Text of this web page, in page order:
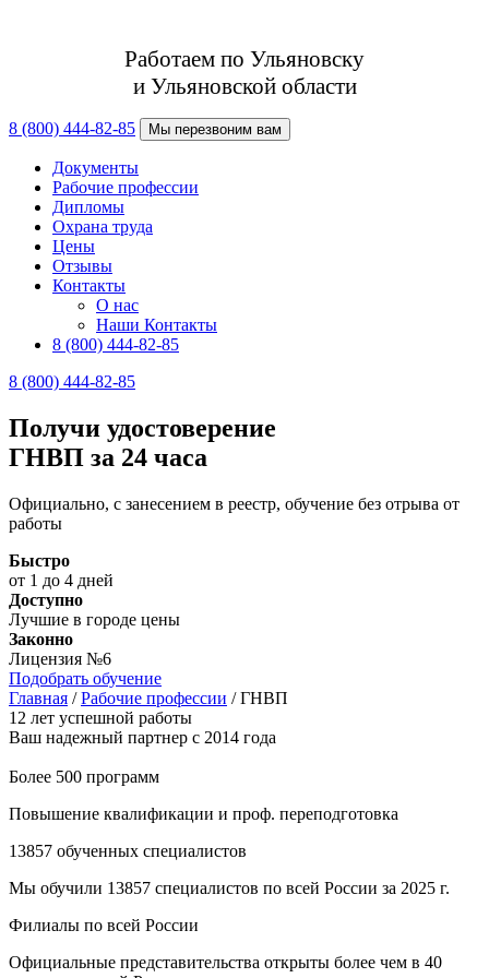
Работаем по Ульяновску
и Ульяновской области
8 (800) 444-82-85 Мы перезвоним вам
Документы
Рабочие профессии
Дипломы
Охрана труда
Цены
Отзывы
Контакты
О нас
Наши Контакты
8 (800) 444-82-85
8 (800) 444-82-85
Получи удостоверение
ГНВП за 24 часа
Официально, с занесением в реестр, обучение без отрыва от
работы
Быстро
от 1 до 4 дней
Доступно
Лучшие в городе цены
Законно
Лицензия №6
Подобрать обучение
Главная /Рабочие профессии /ГНВП
12 лет успешной работы
Ваш надежный партнер с 2014 года
Более 500 программ
Повышение квалификации и проф. переподготовка
13857 обученных специалистов
Мы обучили 13857 специалистов по всей России за 2025 г.
Филиалы по всей России
Официальные представительства открыты более чем в 40